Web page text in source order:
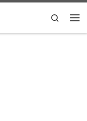
Search